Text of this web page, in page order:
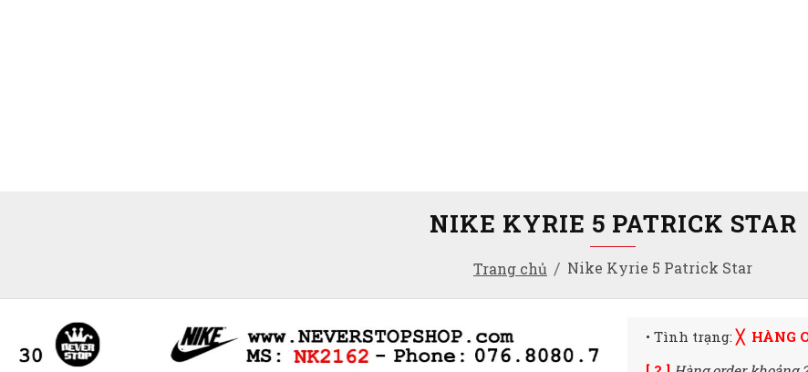
Trang chủ Nike Kyrie 5 Patrick Star
NIKE KYRIE 5 PATRICK STAR
• Tình trạng:╳ HÀNG